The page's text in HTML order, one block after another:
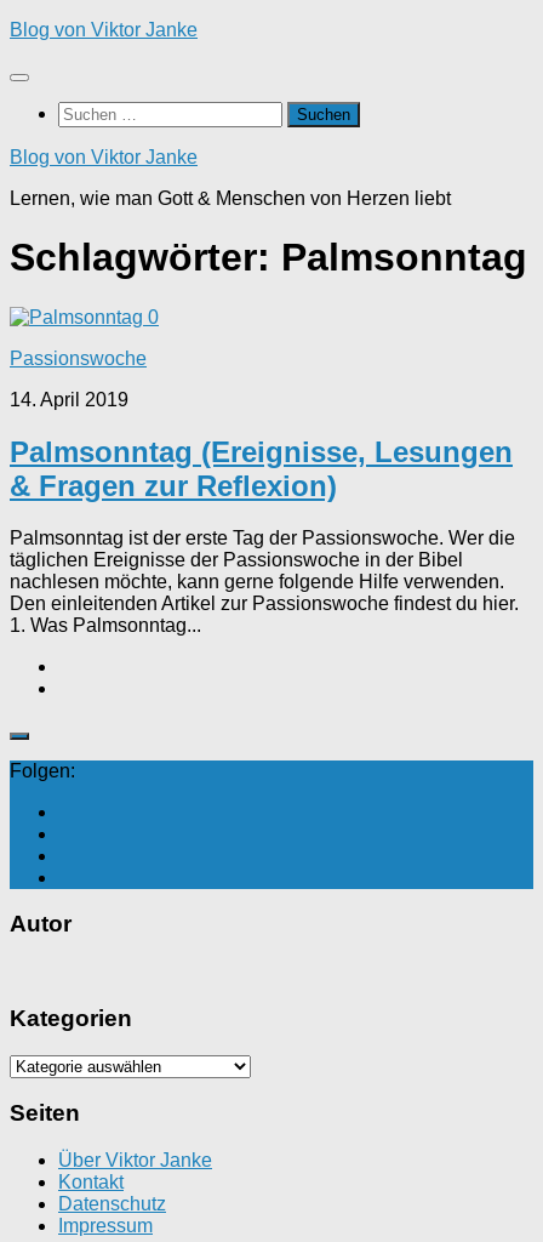
Zum
springen
Blog von Viktor Janke
Suchen
nach:
Blog von Viktor Janke
Lernen, wie man Gott & Menschen von Herzen liebt
Schlagwörter: Palmsonntag
0
Passionswoche
14. April 2019
Palmsonntag (Ereignisse, Lesungen
& Fragen zur Reflexion)
Palmsonntag ist der erste Tag der Passionswoche. Wer die
täglichen Ereignisse der Passionswoche in der Bibel
nachlesen möchte, kann gerne folgende Hilfe verwenden.
Den einleitenden Artikel zur Passionswoche findest du hier.
1. Was Palmsonntag...
Folgen:
Autor
Kategorien
Kategorien
Seiten
Über Viktor Janke
Kontakt
Datenschutz
Impressum